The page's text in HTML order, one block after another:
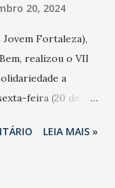
20, 2024
Fortaleza),
realizou o VII
a
feira (20 de
Fortaleza-Ceará).
LEIA MAIS »